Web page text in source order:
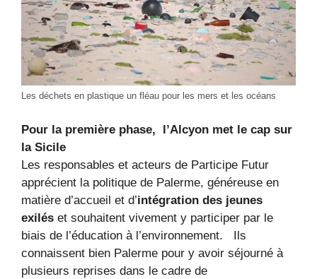
Les déchets en plastique un fléau pour les mers et les océans
Pour la première phase, l’Alcyon met le cap sur
la Sicile
Les responsables et acteurs de Participe Futur
apprécient la politique de Palerme, généreuse en
matière d’accueil et d’intégration des jeunes
exilés et souhaitent vivement y participer par le
biais de l’éducation à l’environnement. Ils
connaissent bien Palerme pour y avoir séjourné à
plusieurs reprises dans le cadre de